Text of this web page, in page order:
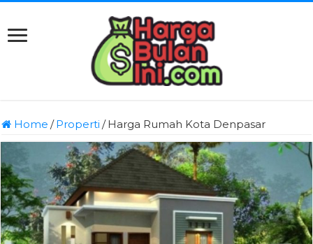
Home /Properti /Harga Rumah Kota Denpasar